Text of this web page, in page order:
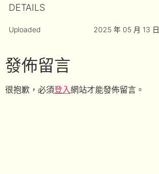
DETAILS
Uploaded 2025 年 05 月 13 日
發佈留言
很抱歉，必須登入網站才能發佈留言。